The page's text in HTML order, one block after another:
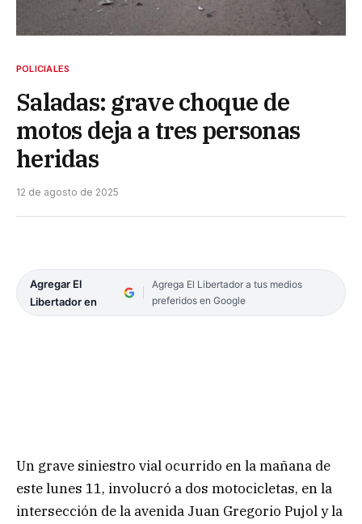
POLICIALES
Saladas: grave choque de
motos deja a tres personas
heridas
12 de agosto de 2025
Agregar El
Libertador en
Agrega El Libertador a tus medios
preferidos en Google
Un grave siniestro vial ocurrido en la mañana de
este lunes 11, involucró a dos motocicletas, en la
intersección de la avenida Juan Gregorio Pujol y la